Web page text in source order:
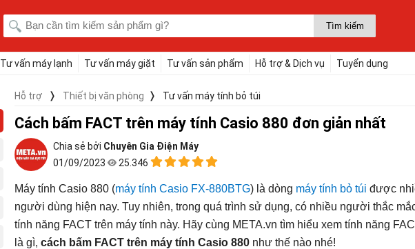
Tư vấn máy lạnh Tư vấn máy giặt Tư vấn sản phẩm Hỗ trợ & Dịch vụ Tuyển dụng
Hỗ trợ Thiết bị văn phòng Tư vấn máy tính bỏ túi
Cách bấm FACT trên máy tính Casio 880 đơn giản nhất
Chuyên Gia Điện Máy
01/09/2023
25.346
Máy tính Casio 880 (máy tính Casio FX-880BTG) là dòng máy tính bỏ túi được
người dùng hiện nay. Tuy nhiên, trong quá trình sử dụng, có nhiều người thắc
tính năng FACT trên máy tính này. Hãy cùng META.vn tìm hiểu xem tính năng
là gì, cách bấm FACT trên máy tính Casio 880 như thế nào nhé!